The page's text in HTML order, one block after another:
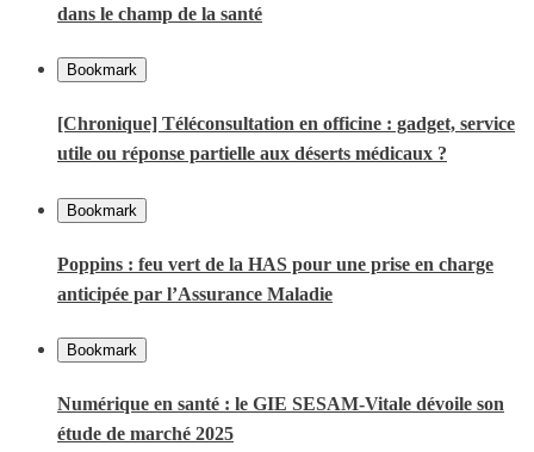
dans le champ de la santé
Bookmark
[Chronique] Téléconsultation en officine : gadget, service
utile ou réponse partielle aux déserts médicaux ?
Bookmark
Poppins : feu vert de la HAS pour une prise en charge
anticipée par l’Assurance Maladie
Bookmark
Numérique en santé : le GIE SESAM-Vitale dévoile son
étude de marché 2025